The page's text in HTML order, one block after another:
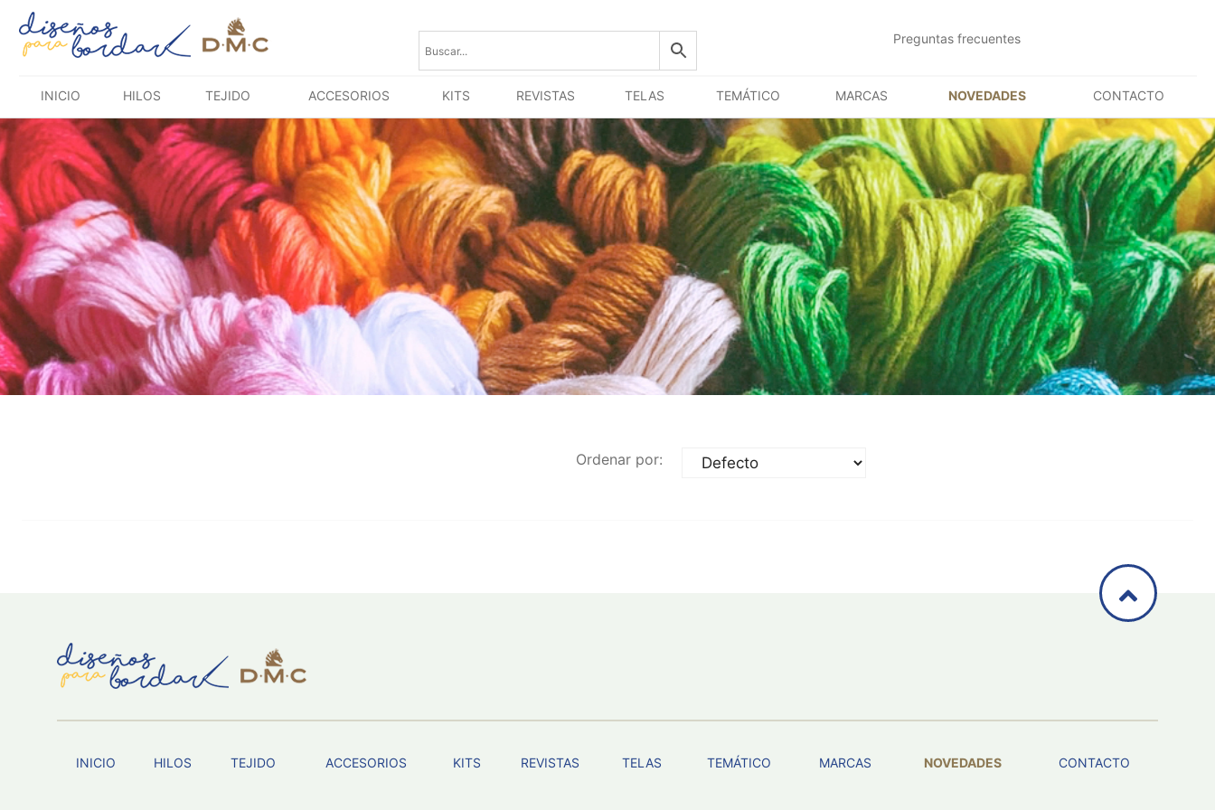
Saltar
contenido
Preguntas frecuentes
INICIO HILOS TEJIDO ACCESORIOS KITS REVISTAS TELAS TEMÁTICO MARCAS NOVEDADES CONTACTO
Ordenar por:
INICIO HILOS TEJIDO ACCESORIOS KITS REVISTAS TELAS TEMÁTICO MARCAS NOVEDADES CONTACTO